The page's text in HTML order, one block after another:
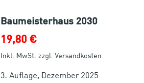
Baumeisterhaus 2030
19,80 €
Inkl. MwSt. zzgl. Versandkosten
3. Auflage, Dezember 2025